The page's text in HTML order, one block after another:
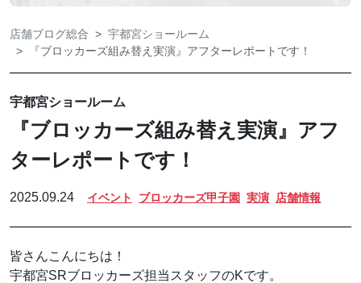
店舗ブログ総合
宇都宮ショールーム
『ブロッカーズ組み替え実演』アフターレポートです！
宇都宮ショールーム
『ブロッカーズ組み替え実演』アフ
ターレポートです！
2025.09.24 イベント ブロッカーズ甲子園 実演 店舗情報
皆さんこんにちは！
宇都宮SRブロッカーズ担当スタッフのKです。